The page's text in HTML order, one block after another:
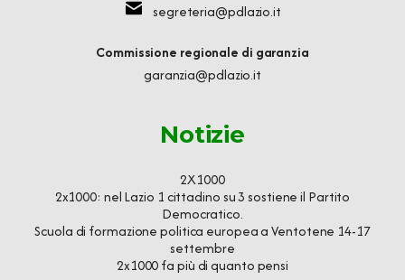
segreteria@pdlazio.it
Commissione regionale di garanzia
garanzia@pdlazio.it
Notizie
2X1000
2x1000: nel Lazio 1 cittadino su 3 sostiene il Partito
Democratico.
Scuola di formazione politica europea a Ventotene 14-17
settembre
2x1000 fa più di quanto pensi